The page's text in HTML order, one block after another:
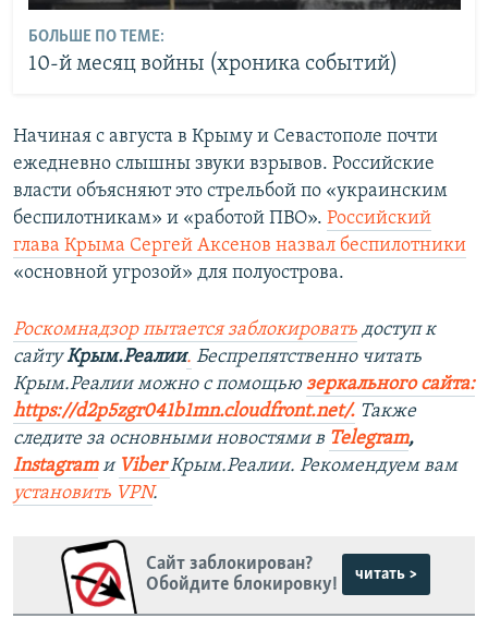
БОЛЬШЕ ПО ТЕМЕ:
10-й месяц войны (хроника событий)
Начиная с августа в Крыму и Севастополе почти
ежедневно слышны звуки взрывов. Российские
власти объясняют это стрельбой по «украинским
беспилотникам» и «работой ПВО». Российский
глава Крыма Сергей Аксенов назвал беспилотники
«основной угрозой» для полуострова.
Роскомнадзор пытается заблокировать доступ к
сайтуКрым.Реалии. Беспрепятственно читать
Крым.Реалии можно с помощью зеркального сайта:
https://d2p5zgr041b1mn.cloudfront.net/. Также
следите за основными новостями в Telegram,
Instagram и ViberКрым.Реалии. Рекомендуем вам
установить VPN.
Сайт заблокирован?
Обойдите блокировку!
читать >